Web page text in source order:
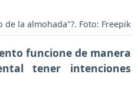
de la almohada"?. Foto: Freepik
funcione de manera
tener intenciones